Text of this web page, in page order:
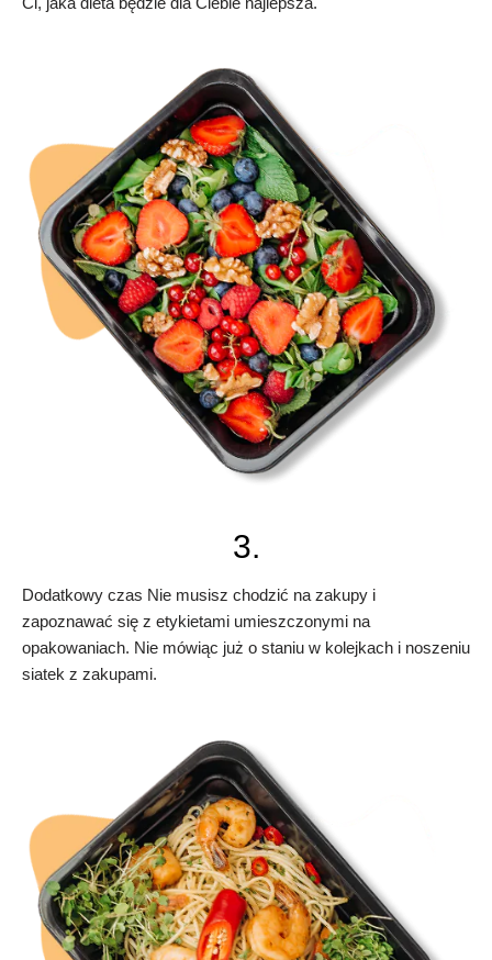
3.
Dodatkowy czas Nie musisz chodzić na zakupy i
zapoznawać się z etykietami umieszczonymi na
opakowaniach. Nie mówiąc już o staniu w kolejkach i noszeniu
siatek z zakupami.